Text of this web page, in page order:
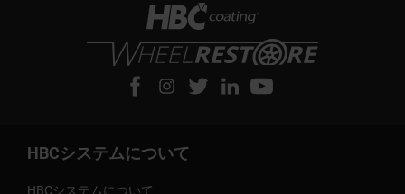
HBCシステムについて
HBCシステムについて